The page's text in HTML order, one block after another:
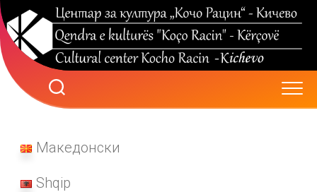
Skip
to
content
Македонски
Shqip